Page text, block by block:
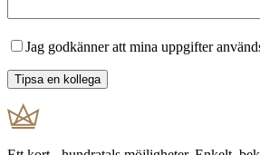
Jag godkänner att mina uppgifter